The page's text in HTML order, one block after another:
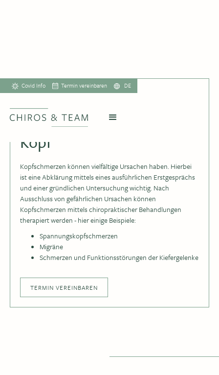
Covid Info Termin vereinbaren DE
Kopf
Kopfschmerzen können vielfältige Ursachen haben. Hierbei
ist eine Abklärung mittels eines ausführlichen Erstgesprächs
und einer gründlichen Untersuchung wichtig. Nach
Ausschluss von gefährlichen Ursachen können
Kopfschmerzen mittels chiropraktischer Behandlungen
therapiert werden - hier einige Beispiele:
Spannungskopfschmerzen
Migräne
Schmerzen und Funktionsstörungen der Kiefergelenke
TERMIN VEREINBAREN